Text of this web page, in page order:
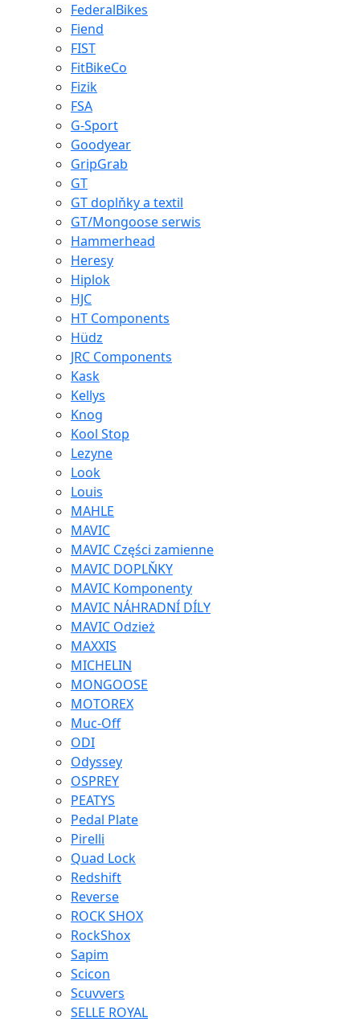
FederalBikes
Fiend
FIST
FitBikeCo
Fizik
FSA
G-Sport
Goodyear
GripGrab
GT
GT doplňky a textil
GT/Mongoose serwis
Hammerhead
Heresy
Hiplok
HJC
HT Components
Hüdz
JRC Components
Kask
Kellys
Knog
Kool Stop
Lezyne
Look
Louis
MAHLE
MAVIC
MAVIC Części zamienne
MAVIC DOPLŇKY
MAVIC Komponenty
MAVIC NÁHRADNÍ DÍLY
MAVIC Odzież
MAXXIS
MICHELIN
MONGOOSE
MOTOREX
Muc-Off
ODI
Odyssey
OSPREY
PEATYS
Pedal Plate
Pirelli
Quad Lock
Redshift
Reverse
ROCK SHOX
RockShox
Sapim
Scicon
Scuvvers
SELLE ROYAL